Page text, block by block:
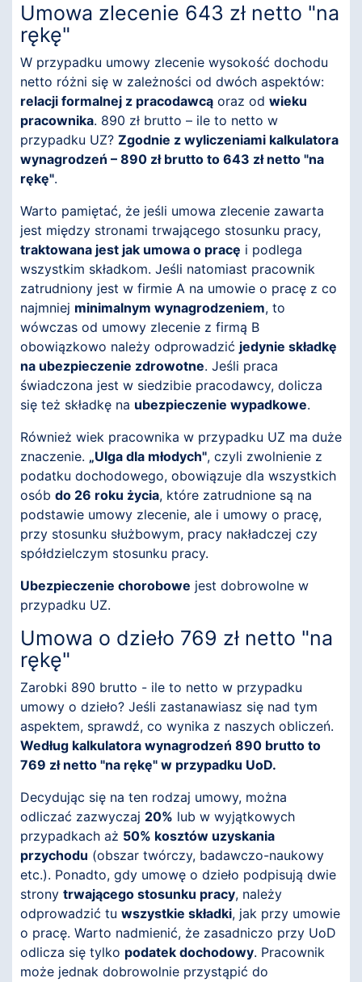
Umowa zlecenie 643 zł netto "na
rękę"
W przypadku umowy zlecenie wysokość dochodu
netto różni się w zależności od dwóch aspektów:
relacji formalnej z pracodawcą oraz od wieku
pracownika. 890 zł brutto – ile to netto w
przypadku UZ? Zgodnie z wyliczeniami kalkulatora
wynagrodzeń – 890 zł brutto to 643 zł netto "na
rękę".
Warto pamiętać, że jeśli umowa zlecenie zawarta
jest między stronami trwającego stosunku pracy,
traktowana jest jak umowa o pracę i podlega
wszystkim składkom. Jeśli natomiast pracownik
zatrudniony jest w firmie A na umowie o pracę z co
najmniej minimalnym wynagrodzeniem, to
wówczas od umowy zlecenie z firmą B
obowiązkowo należy odprowadzić jedynie składkę
na ubezpieczenie zdrowotne. Jeśli praca
świadczona jest w siedzibie pracodawcy, dolicza
się też składkę na ubezpieczenie wypadkowe.
Również wiek pracownika w przypadku UZ ma duże
znaczenie. „Ulga dla młodych", czyli zwolnienie z
podatku dochodowego, obowiązuje dla wszystkich
osób do 26 roku życia, które zatrudnione są na
podstawie umowy zlecenie, ale i umowy o pracę,
przy stosunku służbowym, pracy nakładczej czy
spółdzielczym stosunku pracy.
Ubezpieczenie chorobowe jest dobrowolne w
przypadku UZ.
Umowa o dzieło 769 zł netto "na
rękę"
Zarobki 890 brutto - ile to netto w przypadku
umowy o dzieło? Jeśli zastanawiasz się nad tym
aspektem, sprawdź, co wynika z naszych obliczeń.
Według kalkulatora wynagrodzeń 890 brutto to
769 zł netto "na rękę" w przypadku UoD.
Decydując się na ten rodzaj umowy, można
odliczać zazwyczaj 20% lub w wyjątkowych
przypadkach aż 50% kosztów uzyskania
przychodu (obszar twórczy, badawczo-naukowy
etc.). Ponadto, gdy umowę o dzieło podpisują dwie
strony trwającego stosunku pracy, należy
odprowadzić tu wszystkie składki, jak przy umowie
o pracę. Warto nadmienić, że zasadniczo przy UoD
odlicza się tylko podatek dochodowy. Pracownik
może jednak dobrowolnie przystąpić do